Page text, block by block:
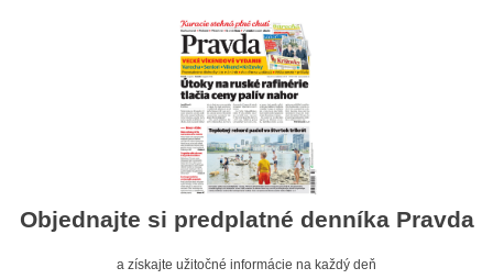
Objednajte si predplatné denníka Pravda
a získajte užitočné informácie na každý deň